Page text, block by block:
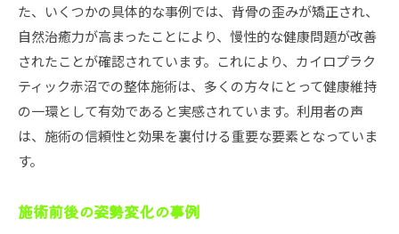
た、いくつかの具体的な事例では、背骨の歪みが矯正され、
自然治癒力が高まったことにより、慢性的な健康問題が改善
されたことが確認されています。これにより、カイロプラク
ティック赤沼での整体施術は、多くの方々にとって健康維持
の一環として有効であると実感されています。利用者の声
は、施術の信頼性と効果を裏付ける重要な要素となっていま
す。
施術前後の姿勢変化の事例